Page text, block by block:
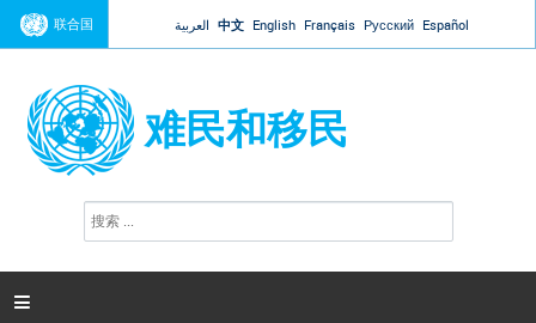
Jump to navigation
联合国 العربية 中文 English Français Русский Español
难民和移民
搜
索
